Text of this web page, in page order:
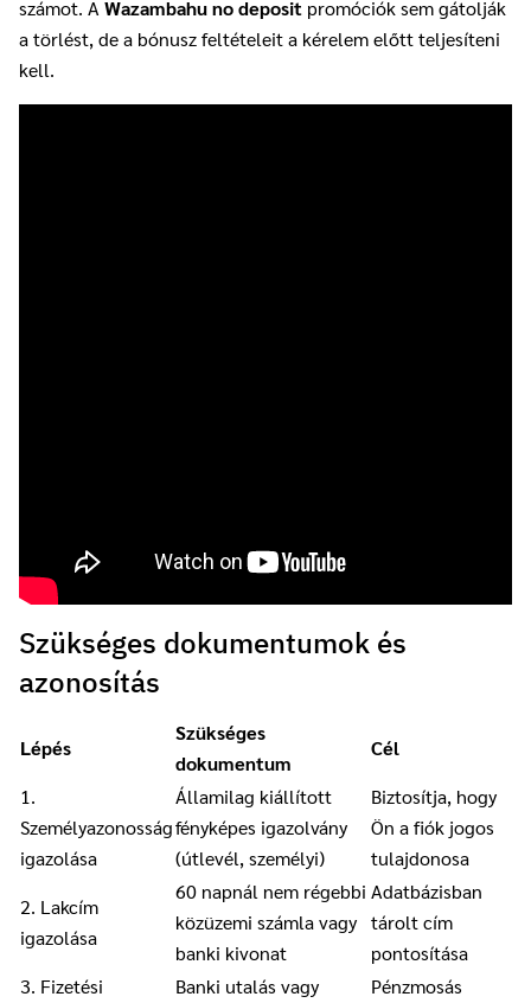
számot. AWazambahu no deposit promóciók sem gátolják
a törlést, de a bónusz feltételeit a kérelem előtt teljesíteni
kell.
Szükséges dokumentumok és
azonosítás
Lépés
Szükséges
dokumentum
Cél
1.
Személyazonosság
igazolása
Államilag kiállított
fényképes igazolvány
(útlevél, személyi)
Biztosítja, hogy
Ön a fiók jogos
tulajdonosa
2. Lakcím
igazolása
60 napnál nem régebbi
közüzemi számla vagy
banki kivonat
Adatbázisban
tárolt cím
pontosítása
3. Fizetési
Banki utalás vagy
Pénzmosás